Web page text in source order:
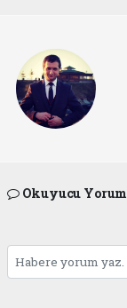
Okuyucu